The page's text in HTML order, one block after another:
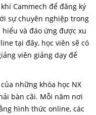
Cammech để đăng ký
sự chuyên nghiệp trong
và đáo ứng được xu
tại đây, học viên sẽ có
viên giảng dạy để
những khóa học NX
bàn cãi. Mỗi năm nơi
hình thức online, các